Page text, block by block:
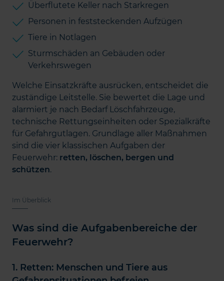
Überflutete Keller nach Starkregen
Personen in feststeckenden Aufzügen
Tiere in Notlagen
Sturmschäden an Gebäuden oder
Verkehrswegen
Welche Einsatzkräfte ausrücken, entscheidet die
zuständige Leitstelle. Sie bewertet die Lage und
alarmiert je nach Bedarf Löschfahrzeuge,
technische Rettungseinheiten oder Spezialkräfte
für Gefahrgutlagen. Grundlage aller Maßnahmen
sind die vier klassischen Aufgaben der
Feuerwehr: retten, löschen, bergen und
schützen.
Im Überblick
Was sind die Aufgabenbereiche der
Feuerwehr?
1. Retten: Menschen und Tiere aus